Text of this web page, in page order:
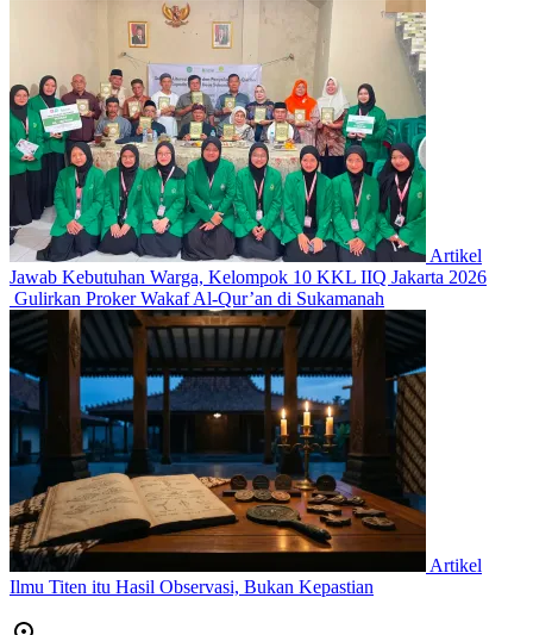
Artikel
Jawab Kebutuhan Warga, Kelompok 10 KKL IIQ Jakarta 2026
Gulirkan Proker Wakaf Al-Qur’an di Sukamanah
Artikel
Ilmu Titen itu Hasil Observasi, Bukan Kepastian